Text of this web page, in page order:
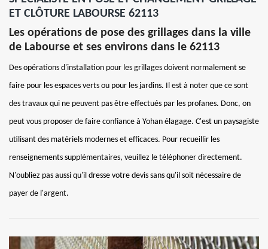
ET CLÔTURE LABOURSE 62113
Les opérations de pose des grillages dans la ville
de Labourse et ses environs dans le 62113
Des opérations d'installation pour les grillages doivent normalement se
faire pour les espaces verts ou pour les jardins. Il est à noter que ce sont
des travaux qui ne peuvent pas être effectués par les profanes. Donc, on
peut vous proposer de faire confiance à Yohan élagage. C'est un paysagiste
utilisant des matériels modernes et efficaces. Pour recueillir les
renseignements supplémentaires, veuillez le téléphoner directement.
N'oubliez pas aussi qu'il dresse votre devis sans qu'il soit nécessaire de
payer de l'argent.